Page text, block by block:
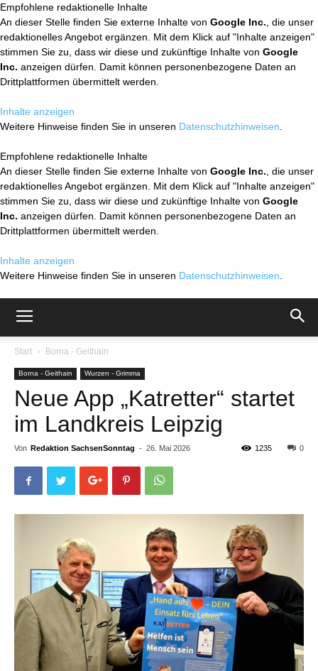
Empfohlene redaktionelle Inhalte
An dieser Stelle finden Sie externe Inhalte von Google Inc. , die unser
redaktionelles Angebot ergänzen. Mit dem Klick auf "Inhalte anzeigen"
stimmen Sie zu, dass wir diese und zukünftige Inhalte von Google
Inc. anzeigen dürfen. Damit können personenbezogene Daten an
Drittplattformen übermittelt werden.
Inhalte anzeigen
Weitere Hinweise finden Sie in unseren Datenschutzhinweisen
Empfohlene redaktionelle Inhalte
An dieser Stelle finden Sie externe Inhalte von Google Inc. , die unser
redaktionelles Angebot ergänzen. Mit dem Klick auf "Inhalte anzeigen"
stimmen Sie zu, dass wir diese und zukünftige Inhalte von Google
Inc. anzeigen dürfen. Damit können personenbezogene Daten an
Drittplattformen übermittelt werden.
Inhalte anzeigen
Weitere Hinweise finden Sie in unseren Datenschutzhinweisen
Start Borna - Geithain
Borna - Geithain Wurzen - Grimma
Neue App „Katretter“ startet
im Landkreis Leipzig
Von Redaktion SachsenSonntag - 26. Mai 2026 0
1235